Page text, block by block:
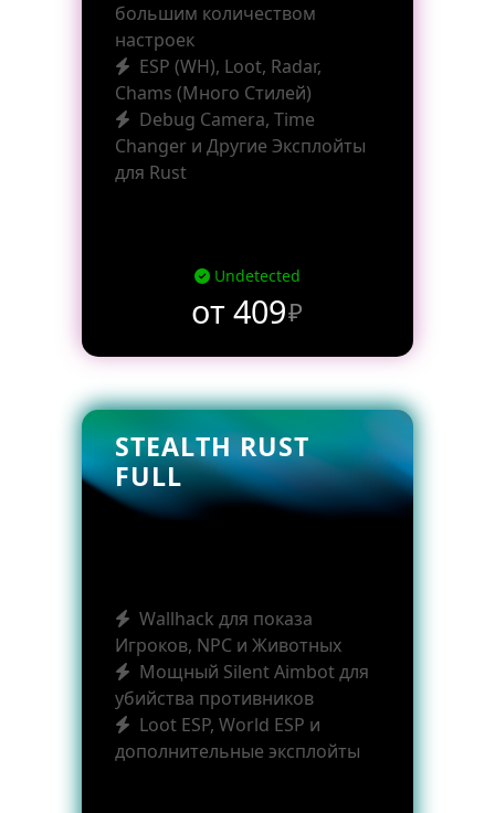
большим количеством
настроек
ESP (WH), Loot, Radar,
Chams (Много Стилей)
Debug Camera, Time
Changer и Другие Эксплойты
для Rust
Undetected
от 409₽
STEALTH RUST
FULL
Wallhack для показа
Игроков, NPC и Животных
Мощный Silent Aimbot для
убийства противников
Loot ESP, World ESP и
дополнительные эксплойты